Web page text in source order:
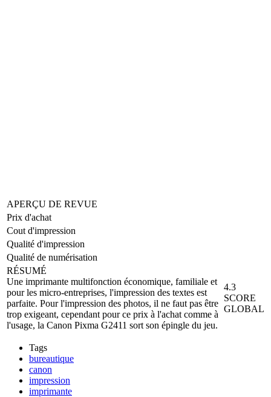
APERÇU DE REVUE
Prix d'achat
Cout d'impression
Qualité d'impression
Qualité de numérisation
RÉSUMÉ
Une imprimante multifonction économique, familiale et
pour les micro-entreprises, l'impression des textes est
parfaite. Pour l'impression des photos, il ne faut pas être
trop exigeant, cependant pour ce prix à l'achat comme à
l'usage, la Canon Pixma G2411 sort son épingle du jeu.
4.3
SCORE
GLOBAL
Tags
bureautique
canon
impression
imprimante